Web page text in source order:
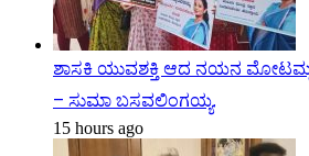
ಶಾಸಕಿ ಯುವಶಕ್ತಿ ಆದ ನಯನ
– ಸುಮಾ ಬಸವಲಿಂಗಯ್ಯ.
15 hours ago